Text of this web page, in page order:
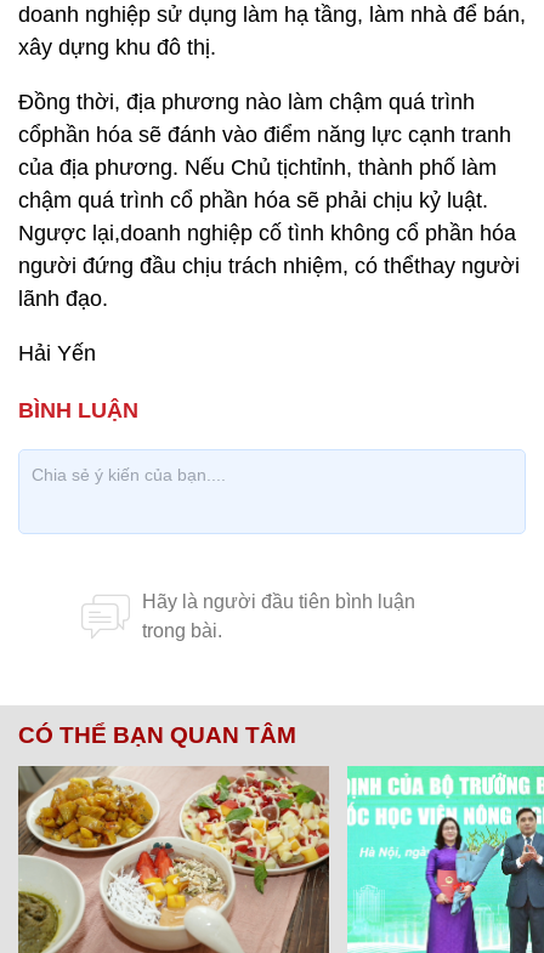
doanh nghiệp sử dụng làm hạ tầng, làm nhà để bán,
xây dựng khu đô thị.
Đồng thời, địa phương nào làm chậm quá trình
cổphần hóa sẽ đánh vào điểm năng lực cạnh tranh
của địa phương. Nếu Chủ tịchtỉnh, thành phố làm
chậm quá trình cổ phần hóa sẽ phải chịu kỷ luật.
Ngược lại,doanh nghiệp cố tình không cổ phần hóa
người đứng đầu chịu trách nhiệm, có thểthay người
lãnh đạo.
Hải Yến
CÓ THỂ BẠN QUAN TÂM